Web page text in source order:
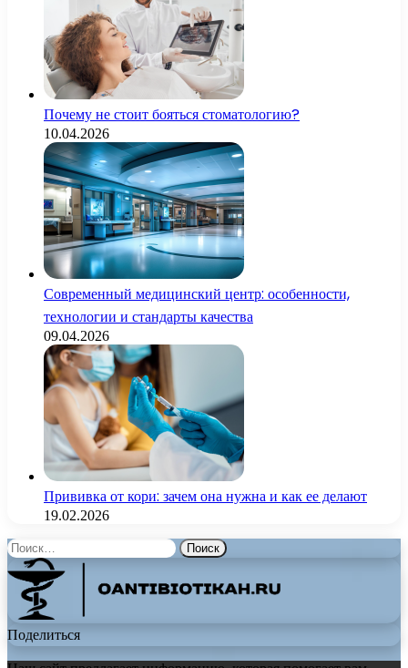
Почему не стоит бояться стоматологию?
10.04.2026
Современный медицинский центр: особенности,
технологии и стандарты качества
09.04.2026
Прививка от кори: зачем она нужна и как ее делают
19.02.2026
Найти:
Поделиться